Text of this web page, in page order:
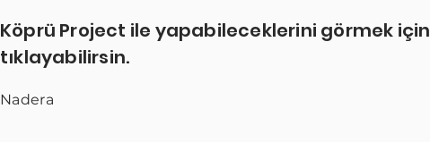
Köprü Project ile yapabileceklerini görmek için
tıklayabilirsin.
Nadera